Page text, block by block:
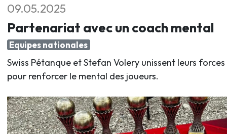
09.05.2025
Partenariat avec un coach mental
Equipes nationales
Swiss Pétanque et Stefan Volery unissent leurs forces
pour renforcer le mental des joueurs.